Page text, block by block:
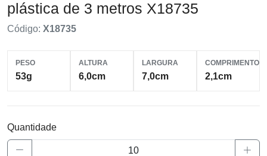
plástica de 3 metros X18735
Código: X18735
PESO
53g
ALTURA
6,0cm
LARGURA
7,0cm
COMPRIMENTO
2,1cm
Quantidade